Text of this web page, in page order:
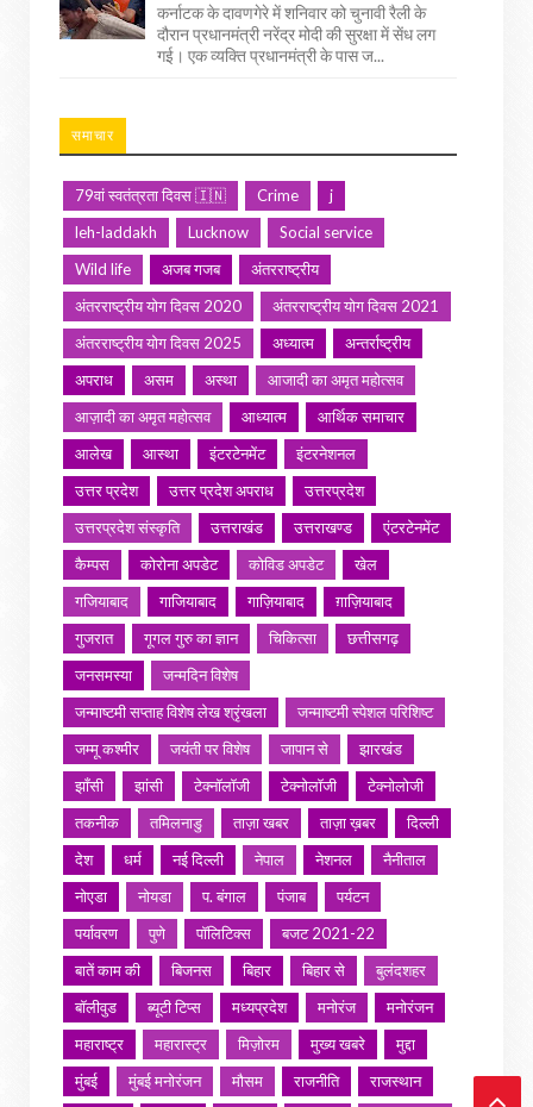
कर्नाटक के दावणगेरे में शनिवार को चुनावी रैली के
दौरान प्रधानमंत्री नरेंद्र मोदी की सुरक्षा में सेंध लग
गई। एक व्यक्ति प्रधानमंत्री के पास ज...
समाचार
79वां स्वतंत्रता दिवस 🇮🇳 Crime
j
leh-laddakh
Lucknow
Social service
Wild life
अजब गजब
अंतरराष्ट्रीय
अंतरराष्ट्रीय योग दिवस 2020
अंतरराष्ट्रीय योग दिवस 2021
अंतरराष्ट्रीय योग दिवस 2025
अध्यात्म
अन्तर्राष्ट्रीय
अपराध
असम अस्था
आजादी का अमृत महोत्सव
आज़ादी का अमृत महोत्सव
आध्यात्म
आर्थिक समाचार
आलेख
आस्था इंटरटेनमेंट
इंटरनेशनल
उत्तर प्रदेश
उत्तर प्रदेश अपराध
उत्तरप्रदेश
उत्तरप्रदेश संस्कृति
उत्तराखंड उत्तराखण्ड
एंटरटेनमेंट
कैम्पस
कोरोना अपडेट कोविड अपडेट
खेल
गजियाबाद
गाजियाबाद गाज़ियाबाद
ग़ाज़ियाबाद
गुजरात
गूगल गुरु का ज्ञान चिकित्सा
छत्तीसगढ़
जनसमस्या
जन्मदिन विशेष
जन्माष्टमी सप्ताह विशेष लेख श्रृंखला
जन्माष्टमी स्पेशल परिशिष्ट
जम्मू कश्मीर
जयंती पर विशेष जापान से
झारखंड
झाँसी
झांसी टेक्नॉलॉजी टेक्नोलॉजी
टेक्नोलोजी
तकनीक
तमिलनाडु ताज़ा खबर ताज़ा ख़बर
दिल्ली
देश
धर्म नई दिल्ली नेपाल नेशनल
नैनीताल
नोएडा
नोयडा प. बंगाल पंजाब
पर्यटन
पर्यावरण
पुणे पॉलिटिक्स
बजट 2021-22
बातें काम की
बिजनस बिहार बिहार से
बुलंदशहर
बॉलीवुड
ब्यूटी टिप्स मध्यप्रदेश मनोरंज
मनोरंजन
महाराष्ट्र
महारास्ट्र मिज़ोरम मुख्य खबरे
मुद्दा
मुंबई
मुंबई मनोरंजन मौसम राजनीति
राजस्थान